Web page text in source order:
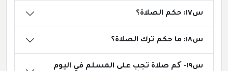
س١٧: حكم الصلاة؟
س١٨: ما حكم ترك الصلاة؟
س١٩- کم صلاة تجب على المسلم في اليوم